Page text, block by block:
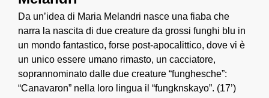
Da un’idea di Maria Melandri nasce una fiaba che
narra la nascita di due creature da grossi funghi blu in
un mondo fantastico, forse post-apocalittico, dove vi è
un unico essere umano rimasto, un cacciatore,
soprannominato dalle due creature “funghesche”:
“Canavaron” nella loro lingua il “fungknskayo”. (17’)